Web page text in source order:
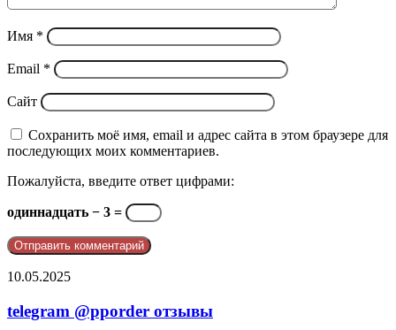
Имя *
Email *
Сайт
Сохранить моё имя, email и адрес сайта в этом браузере для
последующих моих комментариев.
Пожалуйста, введите ответ цифрами:
одиннадцать − 3 =
telegram
отзывы
10.05.2025
telegram @pporder отзывы